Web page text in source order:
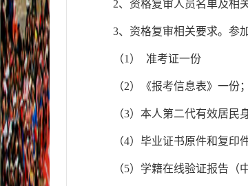
2、 资格复审人员名单及相
3、 资格复审相关要求。参
（1） 准考证一份
（2）《报考信息表》一份；
（3）本人第二代有效居民
（4）毕业证书原件和复印
（5）学籍在线验证报告